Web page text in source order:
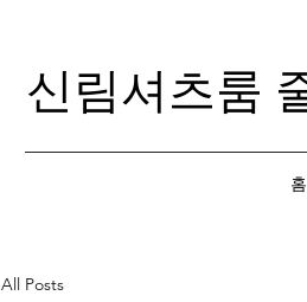
신림셔츠룸
홈
All Posts